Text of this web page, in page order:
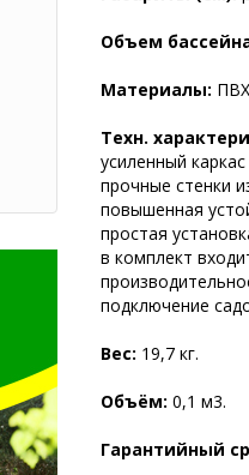
Объем
Материалы:
Техн.
усиленный
прочные стенки
повышенная
простая
в комплект
подключение
Вес: 19,7 кг.
Объём: 0,1 м3.
Гарантийный